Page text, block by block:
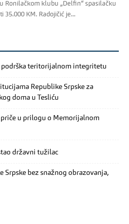
Ronilačkom klubu „Delfin“ spasilačku
KM. Radojičić je...
podrška teritorijalnom integritetu
Republike Srpske za
doma u Tesliću
u prilogu o Memorijalnom
državni tužilac
Srpske bez snažnog obrazovanja,